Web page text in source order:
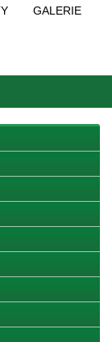
GALERIE